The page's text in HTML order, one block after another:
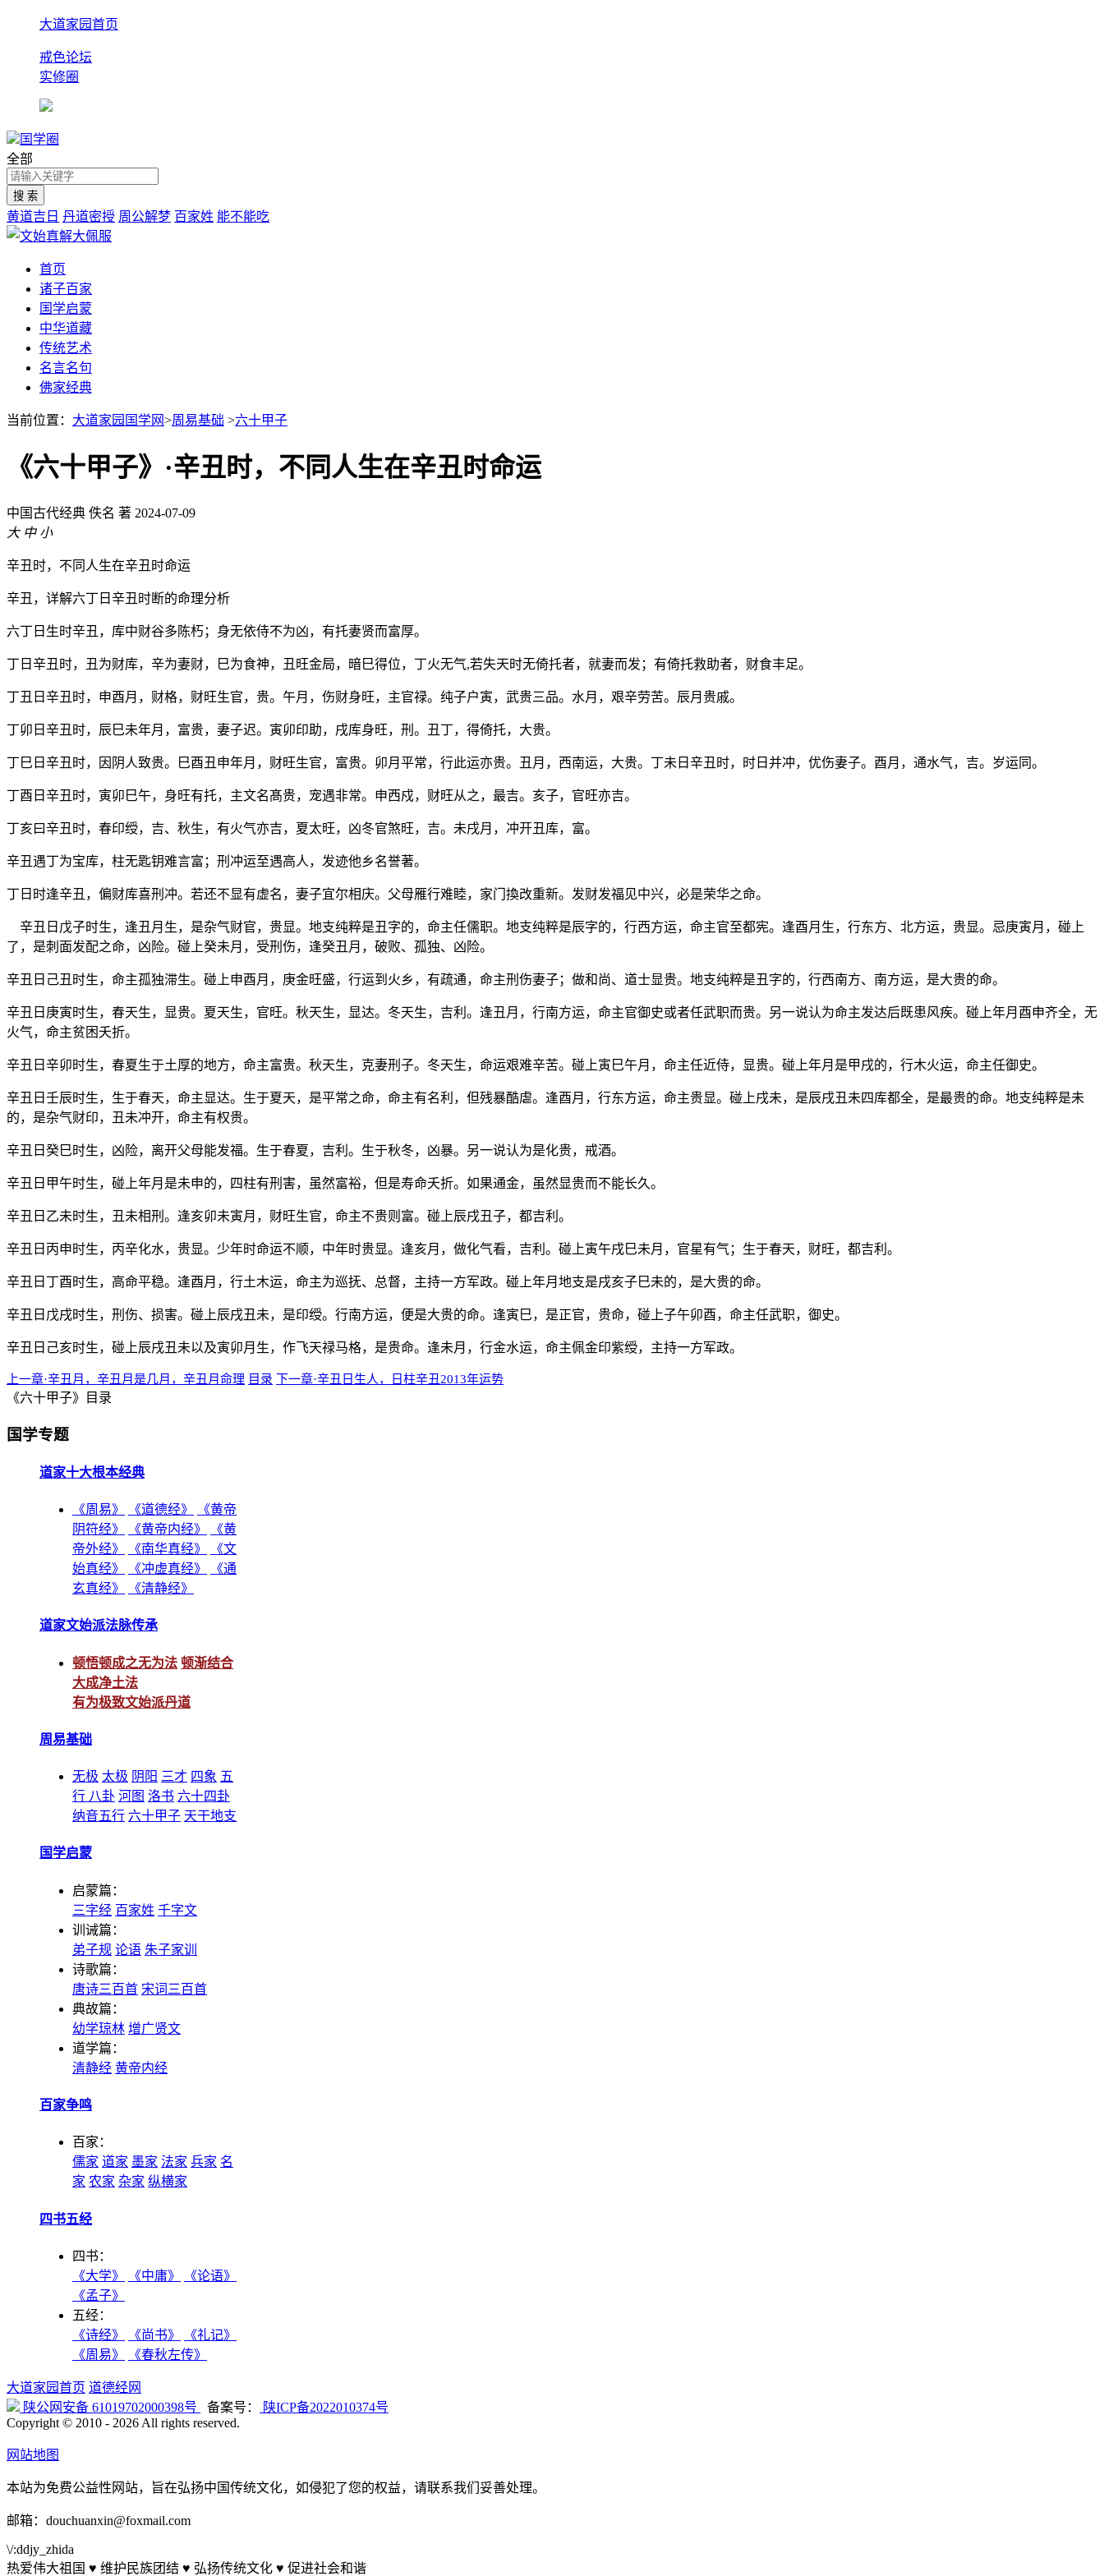
大道家园首页
戒色论坛
实修圈
国学圈
全部
黄道吉日 丹道密授 周公解梦 百家姓 能不能吃
首页
诸子百家
国学启蒙
中华道藏
传统艺术
名言名句
佛家经典
当前位置： 大道家园国学网>周易基础 >六十甲子
《六十甲子》·辛丑时，不同人生在辛丑时命运
中国古代经典 佚名 著 2024-07-09
大 中 小
辛丑时，不同人生在辛丑时命运
辛丑，详解六丁日辛丑时断的命理分析
六丁日生时辛丑，库中财谷多陈朽；身无依侍不为凶，有托妻贤而富厚。
丁日辛丑时，丑为财库，辛为妻财，巳为食神，丑旺金局，暗巳得位，丁火无气,若失天时无倚托者，就妻而发；有倚托救助者，财食丰足。
丁丑日辛丑时，申酉月，财格，财旺生官，贵。午月，伤财身旺，主官禄。纯子户寅，武贵三品。水月，艰辛劳苦。辰月贵戚。
丁卯日辛丑时，辰巳未年月，富贵，妻子迟。寅卯印助，戌库身旺，刑。丑丁，得倚托，大贵。
丁巳日辛丑时，因阴人致贵。巳酉丑申年月，财旺生官，富贵。卯月平常，行此运亦贵。丑月，西南运，大贵。丁未日辛丑时，时日并冲，优伤妻子。酉月，通水气，吉。岁运同。
丁酉日辛丑时，寅卯巳午，身旺有托，主文名髙贵，宠遇非常。申西戍，财旺从之，最吉。亥子，官旺亦吉。
丁亥曰辛丑时，春印绶，吉、秋生，有火气亦吉，夏太旺，凶冬官煞旺，吉。未戌月，冲开丑库，富。
辛丑遇丁为宝库，柱无匙钥难言富；刑冲运至遇高人，发迹他乡名誉著。
丁日时逢辛丑，偏财库喜刑冲。若还不显有虚名，妻子宜尔相庆。父母雁行难睦，家门換改重新。发财发福见中兴，必是荣华之命。
辛丑日戊子时生，逢丑月生，是杂气财官，贵显。地支纯粹是丑字的，命主任儒职。地支纯粹是辰字的，行西方运，命主官至都宪。逢酉月生，行东方、北方运，贵显。忌庚寅月，碰上
了，是刺面发配之命，凶险。碰上癸未月，受刑伤，逢癸丑月，破败、孤独、凶险。
辛丑日己丑时生，命主孤独滞生。碰上申酉月，庚金旺盛，行运到火乡，有疏通，命主刑伤妻子；做和尚、道士显贵。地支纯粹是丑字的，行西南方、南方运，是大贵的命。
辛丑日庚寅时生，春天生，显贵。夏天生，官旺。秋天生，显达。冬天生，吉利。逢丑月，行南方运，命主官御史或者任武职而贵。另一说认为命主发达后既患风疾。碰上年月酉申齐全，无
火气，命主贫困夭折。
辛丑日辛卯时生，春夏生于土厚的地方，命主富贵。秋天生，克妻刑子。冬天生，命运艰难辛苦。碰上寅巳午月，命主任近侍，显贵。碰上年月是甲戌的，行木火运，命主任御史。
辛丑日壬辰时生，生于春天，命主显达。生于夏天，是平常之命，命主有名利，但残暴酷虐。逢酉月，行东方运，命主贵显。碰上戌未，是辰戌丑未四库都全，是最贵的命。地支纯粹是未
的，是杂气财印，丑未冲开，命主有权贵。
辛丑日癸巳时生，凶险，离开父母能发福。生于春夏，吉利。生于秋冬，凶暴。另一说认为是化贵，戒酒。
辛丑日甲午时生，碰上年月是未申的，四柱有刑害，虽然富裕，但是寿命夭折。如果通金，虽然显贵而不能长久。
辛丑日乙未时生，丑未相刑。逢亥卯未寅月，财旺生官，命主不贵则富。碰上辰戌丑子，都吉利。
辛丑日丙申时生，丙辛化水，贵显。少年时命运不顺，中年时贵显。逢亥月，做化气看，吉利。碰上寅午戌巳未月，官星有气；生于春天，财旺，都吉利。
辛丑日丁酉时生，高命平稳。逢酉月，行土木运，命主为巡抚、总督，主持一方军政。碰上年月地支是戌亥子巳未的，是大贵的命。
辛丑日戊戌时生，刑伤、损害。碰上辰戌丑未，是印绶。行南方运，便是大贵的命。逢寅巳，是正官，贵命，碰上子午卯酉，命主任武职，御史。
辛丑日己亥时生，碰上辰戌丑未以及寅卯月生，作飞天禄马格，是贵命。逢未月，行金水运，命主佩金印紫绶，主持一方军政。
上一章·辛丑月，辛丑月是几月，辛丑月命理 目录 下一章·辛丑日生人，日柱辛丑2013年运势
《六十甲子》目录
国学专题
道家十大根本经典
《周易》 《道德经》
《黄帝
阴符经》
《黄帝内经》
《黄
帝外经》
《南华真经》
《文
始真经》
《冲虚真经》
《通
玄真经》
《清静经》
道家文始派法脉传承
顿悟顿成之无为法 顿渐结合
大成净土法
有为极致文始派丹道
周易基础
无极 太极 阴阳 三才 四象 五
行 八卦 河图 洛书 六十四卦
纳音五行 六十甲子 天干地支
国学启蒙
启蒙篇：
三字经 百家姓 千字文
训诫篇：
弟子规 论语 朱子家训
诗歌篇：
唐诗三百首 宋词三百首
典故篇：
幼学琼林 增广贤文
道学篇：
清静经 黄帝内经
百家争鸣
百家：
儒家 道家 墨家 法家 兵家 名
家 农家 杂家 纵横家
四书五经
四书：
《大学》
《中庸》
《论语》
《孟子》
五经：
《诗经》
《尚书》
《礼记》
《周易》
《春秋左传》
大道家园首页 道德经网
陕公网安备 61019702000398号
备案号：
陕ICP备2022010374号
Copyright © 2010 - 2026 All rights reserved.
网站地图
本站为免费公益性网站，旨在弘扬中国传统文化，如侵犯了您的权益，请联系我们妥善处理。
邮箱：douchuanxin@foxmail.com
\/:ddjy_zhida
热爱伟大祖国 ♥ 维护民族团结 ♥ 弘扬传统文化 ♥ 促进社会和谐